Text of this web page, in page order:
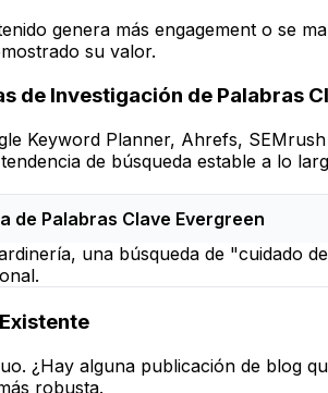
genera más engagement o se
su valor.
de Investigación de Palabras
Keyword Planner, Ahrefs,
de búsqueda estable a lo
de Palabras Clave Evergreen
una búsqueda de "cuidado
¿Hay alguna publicación de
robusta.